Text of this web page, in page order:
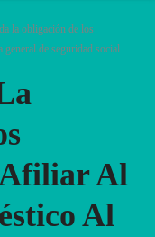
la obligación de los
general de seguridad social
Afiliar Al
Al